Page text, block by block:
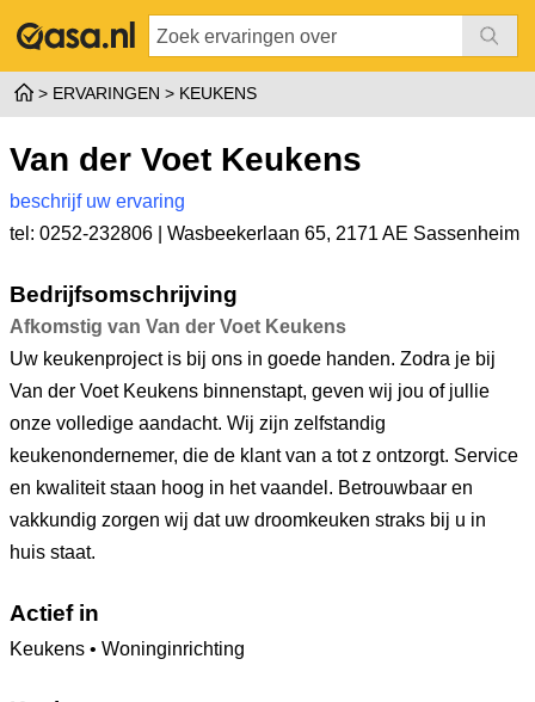
ERVARINGEN KEUKENS
Van der Voet Keukens
beschrijf uw ervaring
tel: 0252-232806 | Wasbeekerlaan 65, 2171 AE Sassenheim
Bedrijfsomschrijving
Afkomstig van Van der Voet Keukens
Uw keukenproject is bij ons in goede handen. Zodra je bij
Van der Voet Keukens binnenstapt, geven wij jou of jullie
onze volledige aandacht. Wij zijn zelfstandig
keukenondernemer, die de klant van a tot z ontzorgt. Service
en kwaliteit staan hoog in het vaandel. Betrouwbaar en
vakkundig zorgen wij dat uw droomkeuken straks bij u in
huis staat.
Actief in
Keukens • Woninginrichting